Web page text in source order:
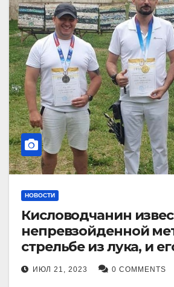
НОВОСТИ
Кисловодчанин
непревзойденной
стрельбе из лука, и
прославили его в
Ставропольском крае.
ИЮЛ 21, 2023 0 COMMENTS